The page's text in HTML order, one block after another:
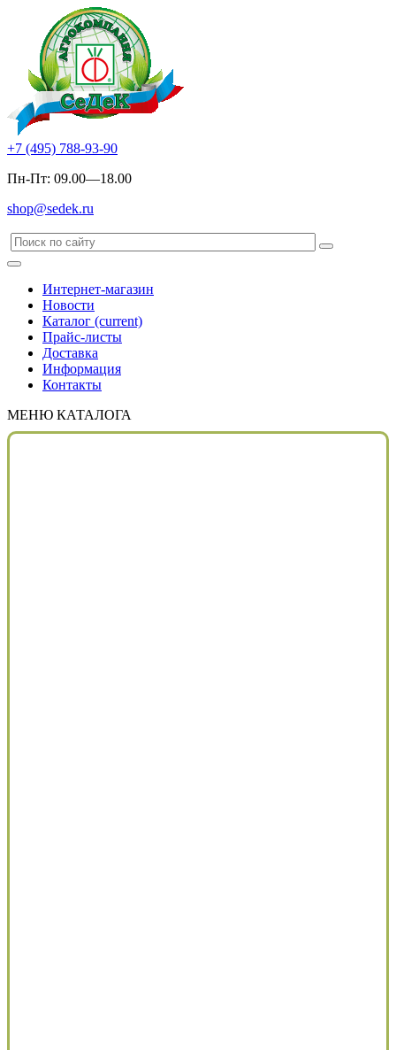
+7 (495) 788-93-90
Пн-Пт: 09.00—18.00
shop@sedek.ru
Интернет-магазин
Новости
Каталог (current)
Прайс-листы
Доставка
Информация
Контакты
МЕНЮ КАТАЛОГА